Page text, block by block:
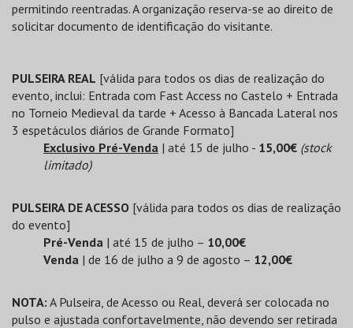
permitindo reentradas. A organização reserva-se ao direito de
solicitar documento de identificação do visitante.
PULSEIRA REAL [válida para todos os dias de realização do
evento, inclui: Entrada com Fast Access no Castelo + Entrada
no Torneio Medieval da tarde + Acesso à Bancada Lateral nos
3 espetáculos diários de Grande Formato]
Exclusivo Pré-Venda | até 15 de julho - 15,00€ (stock
limitado)
PULSEIRA DE ACESSO [válida para todos os dias de realização
do evento]
Pré-Venda | até 15 de julho – 10,00€
Venda | de 16 de julho a 9 de agosto – 12,00€
NOTA: A Pulseira, de Acesso ou Real, deverá ser colocada no
pulso e ajustada confortavelmente, não devendo ser retirada